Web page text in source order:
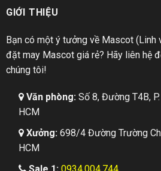
GIỚI THIỆU
Bạn có một ý tưởng về Mascot (Linh
đặt may Mascot giá rẻ? Hãy liên hệ
chúng tôi!
Văn phòng:Số 8, Đường T4B, P.
HCM
Xưởng:698/4 Đường Trường
HCM
Sale 1: 0934.004.744